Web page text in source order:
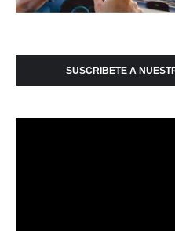
SUSCRIBETE A